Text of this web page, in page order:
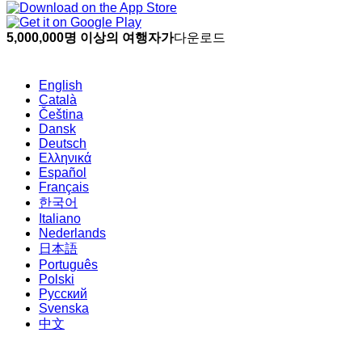
5,000,000명 이상의 여행자가다운로드
English
Català
Čeština
Dansk
Deutsch
Ελληνικά
Español
Français
한국어
Italiano
Nederlands
日本語
Português
Polski
Русский
Svenska
中文